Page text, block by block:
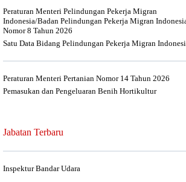
Peraturan Menteri Pelindungan Pekerja Migran
Indonesia/Badan Pelindungan Pekerja Migran
Nomor 8 Tahun 2026
Satu Data Bidang Pelindungan Pekerja Migran
Peraturan Menteri Pertanian Nomor 14 Tahun 2026
Pemasukan dan Pengeluaran Benih Hortikultur
Jabatan Terbaru
Inspektur Bandar Udara